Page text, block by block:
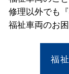
修理以外でも
福祉車両のお
福